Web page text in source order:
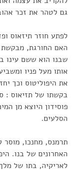
גם לטהר את זכר
לפתע חוזר תיזאוס
האם החורגת, מבקשת
שבנו הוא ששם עינו
אותו מעל פניו
את היפוליטוס וכך
בקשתו של תזיאוס :
פוסידון היוצא מן
הסלעים.
תרמנס, מחנכו, מוסר
האחרונים של בנו.
לאריקיה, בתו של